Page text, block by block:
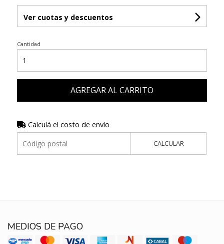
Ver cuotas y descuentos
Cantidad
AGREGAR AL CARRITO
Calculá el costo de envío
CALCULAR
MEDIOS DE PAGO